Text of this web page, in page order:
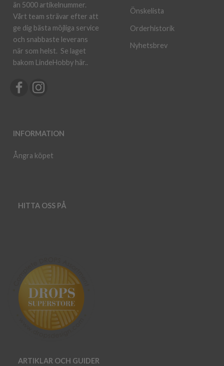
än 5000 artikelnummer.
Vårt team strävar efter att
ge dig bästa möjliga service
och snabbaste leverans
när som helst. Se laget
bakom LindeHobby här..
INFORMATION
Ångra köpet
Önskelista
Orderhistorik
Nyhetsbrev
HITTA OSS PÅ
ARTIKLAR OCH GUIDER